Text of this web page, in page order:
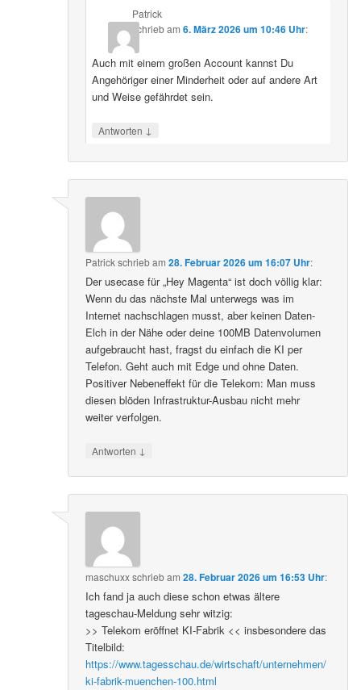
Patrick
schriebam 6. März 2026 um 10:46 Uhr:
Auch mit einem großen Account kannst Du
Angehöriger einer Minderheit oder auf andere Art
und Weise gefährdet sein.
Antworten ↓
Patrickschriebam28. Februar 2026 um 16:07 Uhr:
Der usecase für „Hey Magenta“ ist doch völlig klar:
Wenn du das nächste Mal unterwegs was im
Internet nachschlagen musst, aber keinen Daten-
Elch in der Nähe oder deine 100MB Datenvolumen
aufgebraucht hast, fragst du einfach die KI per
Telefon. Geht auch mit Edge und ohne Daten.
Positiver Nebeneffekt für die Telekom: Man muss
diesen blöden Infrastruktur-Ausbau nicht mehr
weiter verfolgen.
Antworten ↓
maschuxxschriebam28. Februar 2026 um 16:53 Uhr:
Ich fand ja auch diese schon etwas ältere
tageschau-Meldung sehr witzig:
>> Telekom eröffnet KI-Fabrik << insbesondere das
Titelbild:
https://www.tagesschau.de/wirtschaft/unternehmen/
ki-fabrik-muenchen-100.html